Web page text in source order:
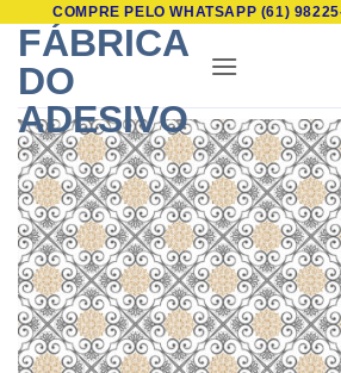
content
COMPRE PELO WHATSAPP (61)
FÁBRICA
DO
ADESIVO